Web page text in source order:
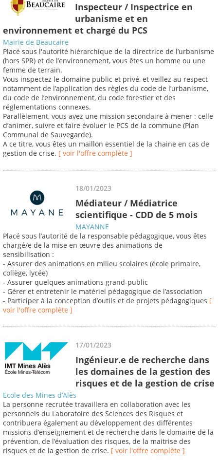
Inspecteur / Inspectrice en
urbanisme et en
environnement et chargé du PCS
Mairie de Beaucaire
Placé sous l'autorité hiérarchique de la directrice de l’urbanisme
(hors SPR) et de l’environnement, vous êtes un homme ou une
femme de terrain.
Vous inspectez le domaine public et privé, et veillez au respect
notamment de l’application des règles du code de l’urbanisme,
du code de l’environnement, du code forestier et des
réglementations connexes.
Parallèlement, vous avez une mission secondaire à mener : celle
d’animer, suivre et faire évoluer le PCS de la commune (Plan
Communal de Sauvegarde).
A ce titre, vous êtes un maillon essentiel de la chaine en cas de
gestion de crise. [ voir l'offre complète ]
18/01/2023
Médiateur / Médiatrice
scientifique - CDD de 5 mois
MAYANNE
Placé sous l’autorité de la responsable pédagogique, vous êtes
chargé/e de la mise en œuvre des animations de
sensibilisation :
- Assurer des animations en milieu scolaires (école primaire,
collège, lycée)
- Assurer quelques animations grand-public
- Gérer et entretenir le matériel pédagogique de l’association
- Participer à la conception d’outils et de projets pédagogiques [
voir l'offre complète ]
17/01/2023
Ingénieur.e de recherche dans
les domaines de la gestion des
risques et de la gestion de crise
Ecole des Mines d’Alès
La personne recrutée travaillera en collaboration avec les
personnels du Laboratoire des Sciences des Risques et
contribuera également au développement des différentes
missions d’enseignement et de recherche dans le domaine de la
prévention, de l’évaluation des risques, de la maitrise des
risques et de la gestion de crise. [ voir l'offre complète ]